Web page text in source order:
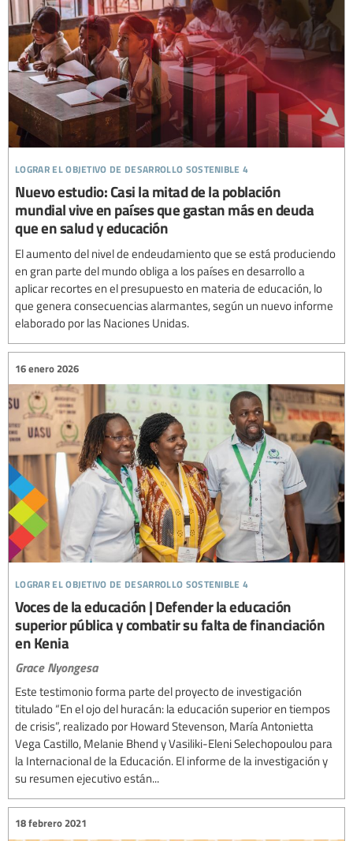
lograr el objetivo de desarrollo sostenible 4
Nuevo estudio: Casi la mitad de la población
mundial vive en países que gastan más en deuda
que en salud y educación
El aumento del nivel de endeudamiento que se está produciendo
en gran parte del mundo obliga a los países en desarrollo a
aplicar recortes en el presupuesto en materia de educación, lo
que genera consecuencias alarmantes, según un nuevo informe
elaborado por las Naciones Unidas.
lograr el objetivo de desarrollo sostenible 4
16 enero 2026
Voces de la educación | Defender la educación
superior pública y combatir su falta de financiación
en Kenia
Grace Nyongesa
Este testimonio forma parte del proyecto de investigación
titulado “En el ojo del huracán: la educación superior en tiempos
de crisis”, realizado por Howard Stevenson, María Antonietta
Vega Castillo, Melanie Bhend y Vasiliki-Eleni Selechopoulou para
la Internacional de la Educación. El informe de la investigación y
su resumen ejecutivo están...
18 febrero 2021